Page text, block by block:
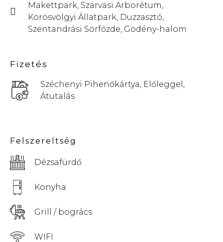
Felszereltség
Dézsafürdő
Konyha
Grill / bogrács
WIFI
Makettpark, Szarvasi Arborétum,
Körösvölgyi Állatpark, Duzzasztó,
Szentandrási Sörfőzde, Gödény-halom
Fizetés
Széchenyi Pihenőkártya, Előleggel,
Átutalás